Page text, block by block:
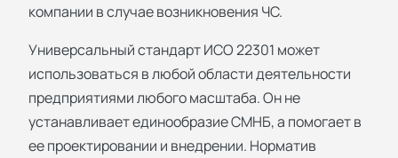
компании в случае возникновения ЧС.
Универсальный стандарт ИСО 22301 может
использоваться в любой области деятельности
предприятиями любого масштаба. Он не
устанавливает единообразие СМНБ, а помогает в
ее проектировании и внедрении. Норматив